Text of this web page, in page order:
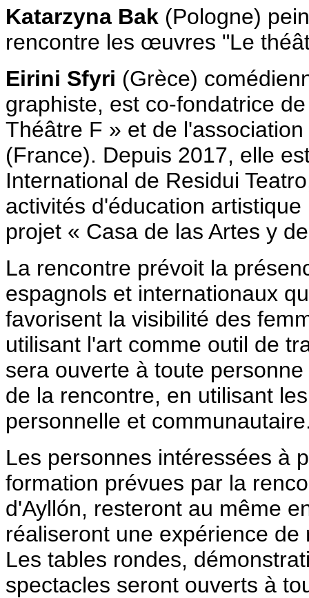
Katarzyna Bak (Pologne)
rencontre les œuvres "Le
Eirini Sfyri (Grèce)
graphiste, est co-fondatrice
Théâtre F » et de
(France). Depuis 2017, elle
International de Residui
activités d'éducation
projet « Casa de las Artes y
La rencontre prévoit la
espagnols et internationaux
favorisent la visibilité des
utilisant l'art comme outil de
sera ouverte à toute
de la rencontre, en utilisant
personnelle et
Les personnes intéressées à
formation prévues par la
d'Ayllón, resteront au même
réaliseront une expérience
Les tables rondes,
spectacles seront ouverts à